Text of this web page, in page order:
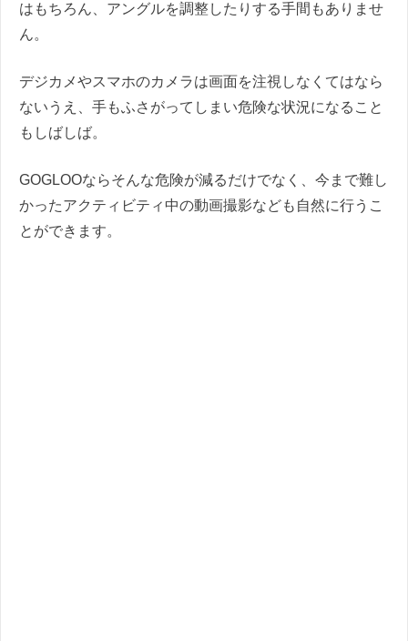
はもちろん、アングルを調整したりする手間もありませ
ん。
デジカメやスマホのカメラは画面を注視しなくてはなら
ないうえ、手もふさがってしまい危険な状況になること
もしばしば。
GOGLOOならそんな危険が減るだけでなく、今まで難し
かったアクティビティ中の動画撮影なども自然に行うこ
とができます。